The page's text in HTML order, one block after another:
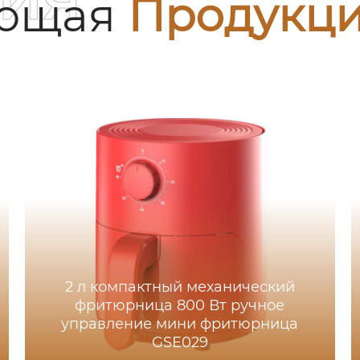
2 л компактный механический
фритюрница 800 Вт ручное
управление мини фритюрница
GSE029